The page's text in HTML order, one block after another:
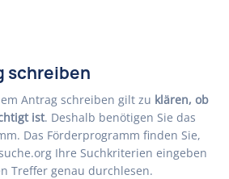
schreiben
Antrag schreiben gilt zu klären, ob
ist. Deshalb benötigen Sie das
. Das Förderprogramm finden Sie,
Ihre Suchkriterien eingeben
Treffer genau durchlesen.